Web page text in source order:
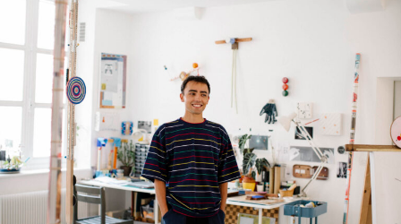
PROGRAMMATION
MAGAZINE
ESPACES DE PRATIQUE ARTISTIQUE ↓
Recherche
Connexion